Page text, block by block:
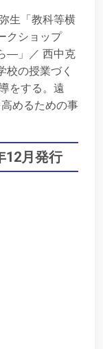
生「教科等横
クショップ
―」／ 西中克
校の授業づく
をする。遠
めるための事
12月発行